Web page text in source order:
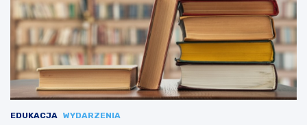
EDUKACJA WYDARZENIA